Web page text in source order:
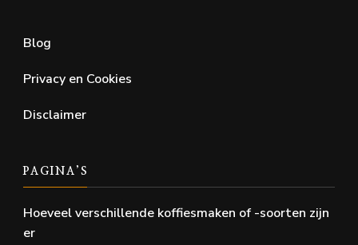
Blog
Privacy en Cookies
Disclaimer
PAGINA’S
Hoeveel verschillende koffiesmaken of -soorten zijn
er